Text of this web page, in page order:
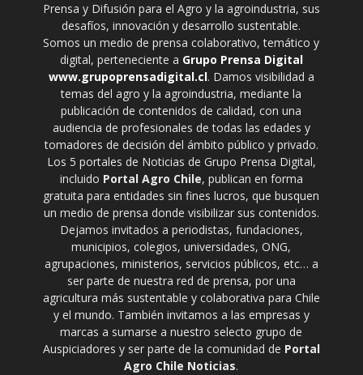
Prensa y Difusión para el Agro y la agroindustria, sus
desafíos, innovación y desarrollo sustentable.
Somos un medio de prensa colaborativo, temático y
digital, perteneciente a Grupo Prensa Digital
www.grupoprensadigital.cl. Damos visibilidad a
temas del agro y la agroindustria, mediante la
publicación de contenidos de calidad, con una
audiencia de profesionales de todas las edades y
tomadores de decisión del ámbito público y privado.
Los 5 portales de Noticias de Grupo Prensa Digital,
incluido Portal Agro Chile, publican en forma
gratuita para entidades sin fines lucros, que busquen
un medio de prensa donde visibilizar sus contenidos.
Dejamos invitados a periodistas, fundaciones,
municipios, colegios, universidades, ONG,
agrupaciones, ministerios, servicios públicos, etc… a
ser parte de nuestra red de prensa, por una
agricultura más sustentable y colaborativa para Chile
y el mundo. También invitamos a las empresas y
marcas a sumarse a nuestro selecto grupo de
Auspiciadores y ser parte de la comunidad de Portal
Agro Chile Noticias.